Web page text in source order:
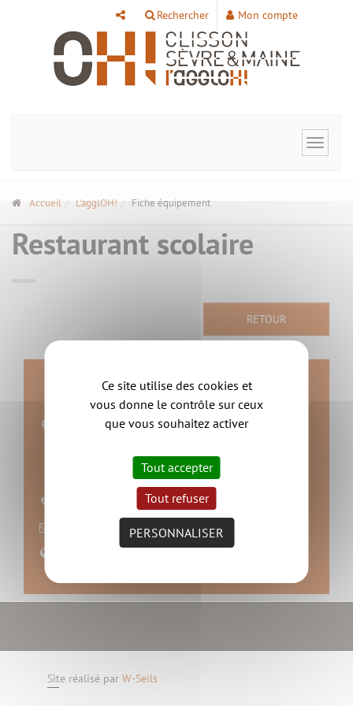
Rechercher Mon compte
Toggle
Accueil L'agglOH! Fiche équipement
Restaurant scolaire
RETOUR
Contact
Olivia Himbert et Anita David
44140 Aigrefeuille-sur-Maine
nous contacter
Site réalisé par W-Seils
Panneau de gestion des cookies
Ce site utilise des cookies et
vous donne le contrôle sur ceux
que vous souhaitez activer
Tout accepter
Tout refuser
PERSONNALISER